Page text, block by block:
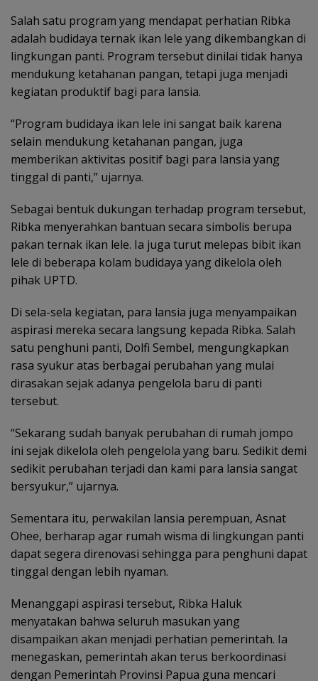
Salah satu program yang mendapat perhatian Ribka
adalah budidaya ternak ikan lele yang dikembangkan di
lingkungan panti. Program tersebut dinilai tidak hanya
mendukung ketahanan pangan, tetapi juga menjadi
kegiatan produktif bagi para lansia.
“Program budidaya ikan lele ini sangat baik karena
selain mendukung ketahanan pangan, juga
memberikan aktivitas positif bagi para lansia yang
tinggal di panti,” ujarnya.
Sebagai bentuk dukungan terhadap program tersebut,
Ribka menyerahkan bantuan secara simbolis berupa
pakan ternak ikan lele. Ia juga turut melepas bibit ikan
lele di beberapa kolam budidaya yang dikelola oleh
pihak UPTD.
Di sela-sela kegiatan, para lansia juga menyampaikan
aspirasi mereka secara langsung kepada Ribka. Salah
satu penghuni panti, Dolfi Sembel, mengungkapkan
rasa syukur atas berbagai perubahan yang mulai
dirasakan sejak adanya pengelola baru di panti
tersebut.
“Sekarang sudah banyak perubahan di rumah jompo
ini sejak dikelola oleh pengelola yang baru. Sedikit demi
sedikit perubahan terjadi dan kami para lansia sangat
bersyukur,” ujarnya.
Sementara itu, perwakilan lansia perempuan, Asnat
Ohee, berharap agar rumah wisma di lingkungan panti
dapat segera direnovasi sehingga para penghuni dapat
tinggal dengan lebih nyaman.
Menanggapi aspirasi tersebut, Ribka Haluk
menyatakan bahwa seluruh masukan yang
disampaikan akan menjadi perhatian pemerintah. Ia
menegaskan, pemerintah akan terus berkoordinasi
dengan Pemerintah Provinsi Papua guna mencari